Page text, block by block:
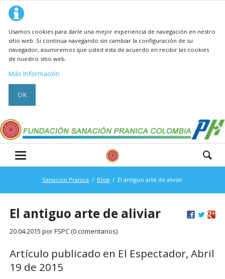
Usamos cookies para darle una mejor experiencia de navegación en nestro
sitio web. Si continua navegando sin cambiar la configuración de su
navegador, asumiremos que usted esta de acuerdo en recibir las cookies
de nuestro sitio web.
Más Información
OK
Sanacion Pranica Blog El antiguo arte de aliviar
El antiguo arte de aliviar
20.04.2015 por FSPC (0 comentarios)
Artículo publicado en El Espectador, Abril
19 de 2015